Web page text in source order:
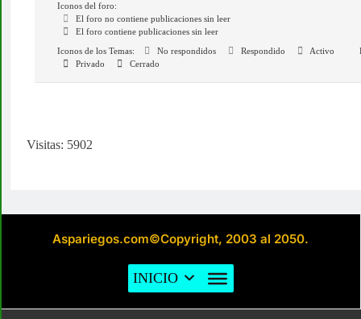
Iconos del foro:
El foro no contiene publicaciones sin leer
El foro contiene publicaciones sin leer
Iconos de los Temas:
No respondidos Respondido Activo
Privado
Cerrado
Visitas: 5902
Aspariegos.com©Copyright, 2003 al 2050.
INICIO